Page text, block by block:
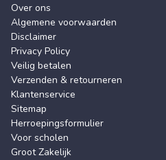
Over ons
Algemene voorwaarden
Disclaimer
Privacy Policy
Veilig betalen
Verzenden & retourneren
Klantenservice
Sitemap
Herroepingsformulier
Voor scholen
Groot Zakelijk